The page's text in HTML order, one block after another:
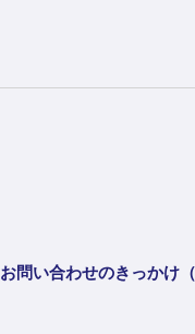
お問い合わせのきっかけ